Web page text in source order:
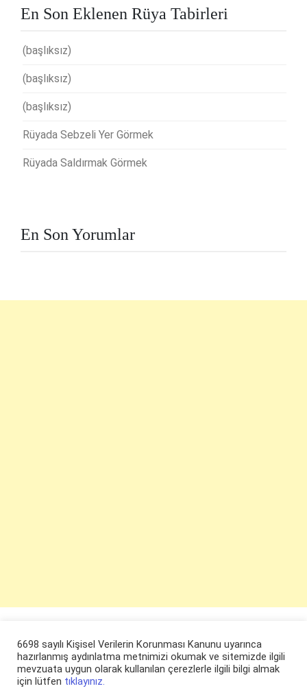
En Son Eklenen Rüya Tabirleri
(başlıksız)
(başlıksız)
(başlıksız)
Rüyada Sebzeli Yer Görmek
Rüyada Saldırmak Görmek
En Son Yorumlar
6698 sayılı Kişisel Verilerin Korunması Kanunu uyarınca
hazırlanmış aydınlatma metnimizi okumak ve sitemizde ilgili
mevzuata uygun olarak kullanılan çerezlerle ilgili bilgi almak
için lütfen tıklayınız.